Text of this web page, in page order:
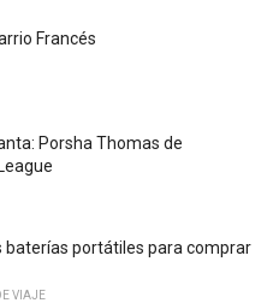
Francés
Porsha Thomas de
baterías portátiles para comprar
VIAJE